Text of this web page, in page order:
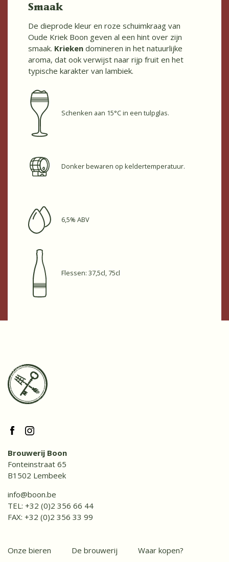
Smaak
De dieprode kleur en roze schuimkraag van
Oude Kriek Boon geven al een hint over zijn
smaak. Krieken domineren in het natuurlijke
aroma, dat ook verwijst naar rijp fruit en het
typische karakter van lambiek.
Schenken aan 15°C in een tulpglas.
Donker bewaren op keldertemperatuur.
6,5% ABV
Flessen: 37,5cl, 75cl
Brouwerij Boon
Fonteinstraat 65
B1502 Lembeek
info@boon.be
TEL: +32 (0)2 356 66 44
FAX: +32 (0)2 356 33 99
Onze bieren De brouwerij Waar kopen?